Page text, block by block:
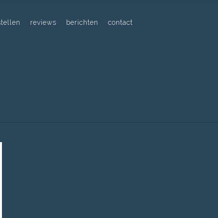
reviews berichten contact